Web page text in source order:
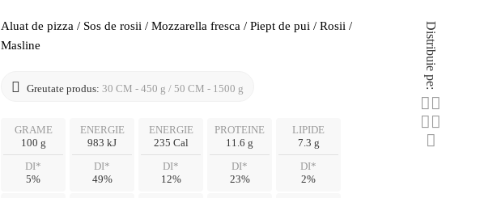
Distribuie pe:
Aluat de pizza / Sos de rosii / Mozzarella fresca / Piept de pui / Rosii /
Masline
Greutate produs: 30 CM - 450 g / 50 CM - 1500 g
GRAME
100 g
DI*
5%
ENERGIE
983 kJ
DI*
49%
ENERGIE
235 Cal
DI*
12%
PROTEINE
11.6 g
DI*
23%
LIPIDE
7.3 g
DI*
2%